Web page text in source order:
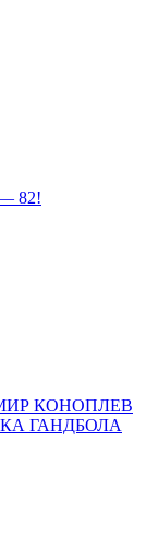
— 82!
КОНОПЛЕВ
ГАНДБОЛА